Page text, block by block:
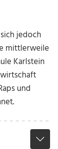
jedoch
mittlerweile
Karlstein
und